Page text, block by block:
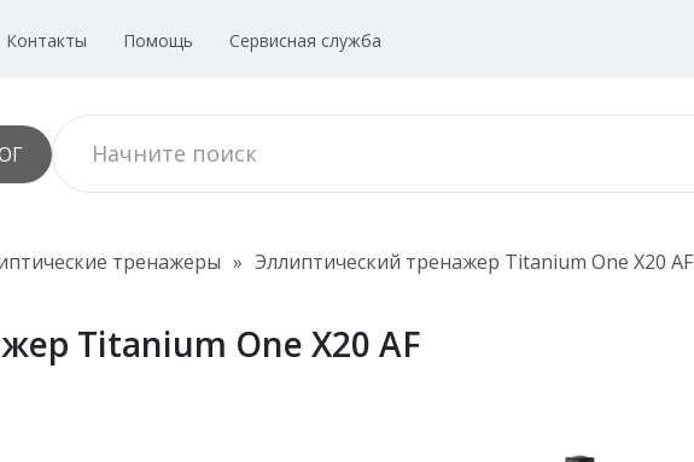
Контакты Помощь Сервисная служба
тренажеры » Эллиптический тренажер Titanium One X20 AF
Titanium One X20 AF